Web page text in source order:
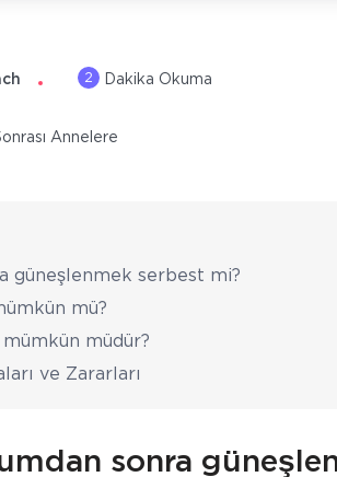
2 Dakika Okuma
Annelere
güneşlenmek serbest mi?
mü?
müdür?
ve Zararları
sonra